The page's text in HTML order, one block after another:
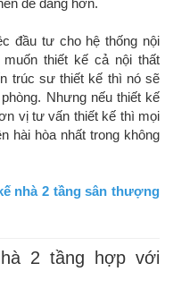
dễ dàng hơn.
đầu tư cho hệ thống nội
thiết kế cả nội thất
trúc sư thiết kế thì nó sẽ
Nhưng nếu thiết kế
vị tư vấn thiết kế thì mọi
hài hòa nhất trong không
nhà 2 tầng sân thượng
2 tầng hợp với